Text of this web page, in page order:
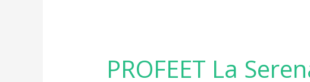
PROFEET La